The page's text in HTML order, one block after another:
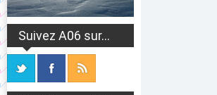
Suivez A06 sur...